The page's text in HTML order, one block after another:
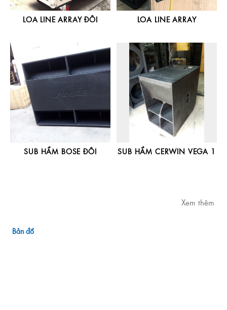
LOA LINE ARRAY ĐÔI LOA LINE ARRAY
SUB HẦM BOSE ĐÔI SUB HẦM CERWIN VEGA 1
Xem thêm
Bản đồ